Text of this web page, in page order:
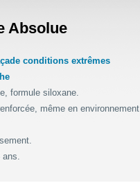
Absolue
conditions extrêmes
formule siloxane.
même en environnement